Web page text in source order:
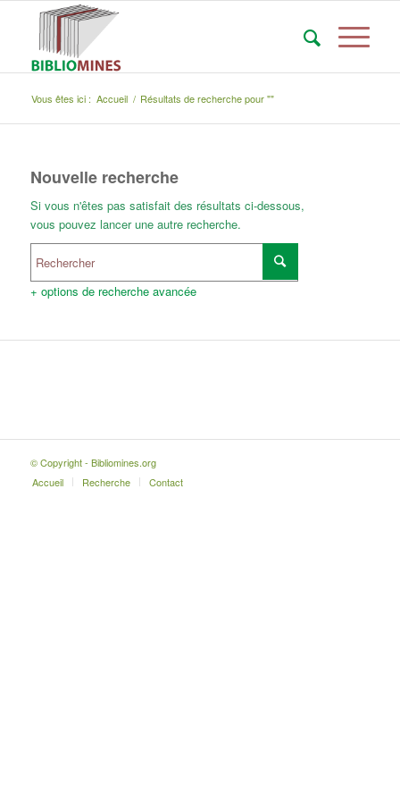
Vous êtes ici : Accueil / Résultats de recherche pour ""
Nouvelle recherche
Si vous n'êtes pas satisfait des résultats ci-dessous,
vous pouvez lancer une autre recherche.
+ options de recherche avancée
© Copyright - Bibliomines.org
Accueil
Recherche Contact